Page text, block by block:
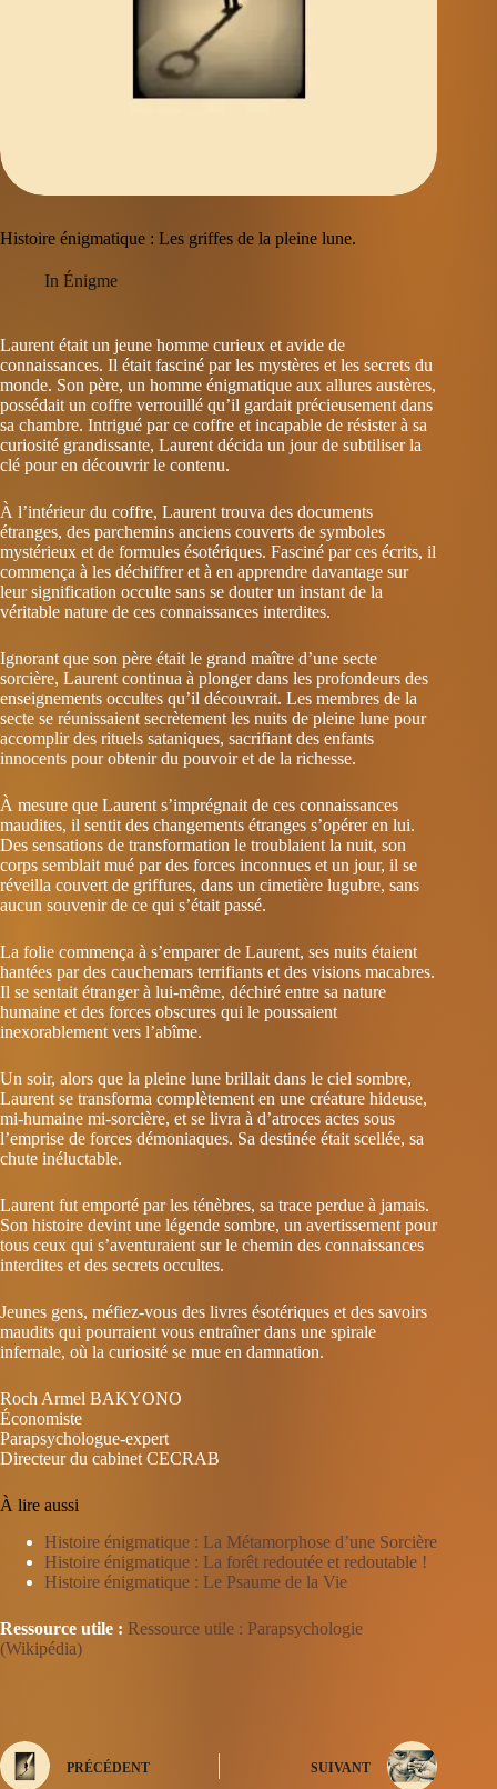
Histoire énigmatique : Les griffes de la pleine lune.
In Énigme
Laurent était un jeune homme curieux et avide de
connaissances. Il était fasciné par les mystères et les secrets du
monde. Son père, un homme énigmatique aux allures austères,
possédait un coffre verrouillé qu’il gardait précieusement dans
sa chambre. Intrigué par ce coffre et incapable de résister à sa
curiosité grandissante, Laurent décida un jour de subtiliser la
clé pour en découvrir le contenu.
À l’intérieur du coffre, Laurent trouva des documents
étranges, des parchemins anciens couverts de symboles
mystérieux et de formules ésotériques. Fasciné par ces écrits, il
commença à les déchiffrer et à en apprendre davantage sur
leur signification occulte sans se douter un instant de la
véritable nature de ces connaissances interdites.
Ignorant que son père était le grand maître d’une secte
sorcière, Laurent continua à plonger dans les profondeurs des
enseignements occultes qu’il découvrait. Les membres de la
secte se réunissaient secrètement les nuits de pleine lune pour
accomplir des rituels sataniques, sacrifiant des enfants
innocents pour obtenir du pouvoir et de la richesse.
À mesure que Laurent s’imprégnait de ces connaissances
maudites, il sentit des changements étranges s’opérer en lui.
Des sensations de transformation le troublaient la nuit, son
corps semblait mué par des forces inconnues et un jour, il se
réveilla couvert de griffures, dans un cimetière lugubre, sans
aucun souvenir de ce qui s’était passé.
La folie commença à s’emparer de Laurent, ses nuits étaient
hantées par des cauchemars terrifiants et des visions macabres.
Il se sentait étranger à lui-même, déchiré entre sa nature
humaine et des forces obscures qui le poussaient
inexorablement vers l’abîme.
Un soir, alors que la pleine lune brillait dans le ciel sombre,
Laurent se transforma complètement en une créature hideuse,
mi-humaine mi-sorcière, et se livra à d’atroces actes sous
l’emprise de forces démoniaques. Sa destinée était scellée, sa
chute inéluctable.
Laurent fut emporté par les ténèbres, sa trace perdue à jamais.
Son histoire devint une légende sombre, un avertissement pour
tous ceux qui s’aventuraient sur le chemin des connaissances
interdites et des secrets occultes.
Jeunes gens, méfiez-vous des livres ésotériques et des savoirs
maudits qui pourraient vous entraîner dans une spirale
infernale, où la curiosité se mue en damnation.
Roch Armel BAKYONO
Économiste
Parapsychologue-expert
Directeur du cabinet CECRAB
À lire aussi
Histoire énigmatique : La Métamorphose d’une Sorcière
Histoire énigmatique : La forêt redoutée et redoutable !
Histoire énigmatique : Le Psaume de la Vie
Ressource utile : Ressource utile : Parapsychologie
(Wikipédia)
PRÉCÉDENT SUIVANT